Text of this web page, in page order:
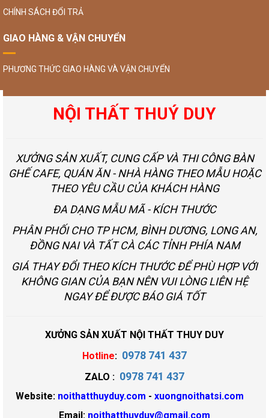
CHÍNH SÁCH ĐỔI TRẢ
GIAO HÀNG & VẬN CHUYỂN
PHƯƠNG THỨC GIAO HÀNG VÀ VẬN CHUYỂN
NỘI THẤT THUÝ DUY
XƯỞNG SẢN XUẤT, CUNG CẤP VÀ THI CÔNG BÀN
GHẾ CAFE, QUÁN ĂN - NHÀ HÀNG THEO MẪU HOẶC
THEO YÊU CẦU CỦA KHÁCH HÀNG
ĐA DẠNG MẪU MÃ - KÍCH THƯỚC
PHÂN PHỐI CHO TP HCM, BÌNH DƯƠNG, LONG AN,
ĐỒNG NAI VÀ TẤT CÀ CÁC TỈNH PHÍA NAM
GIÁ THAY ĐỔI THEO KÍCH THƯỚC ĐỂ PHÙ HỢP VỚI
KHÔNG GIAN CỦA BẠN NÊN VUI LÒNG LIÊN HỆ
NGAY ĐỂ ĐƯỢC BÁO GIÁ TỐT
XƯỞNG SẢN XUẤT NỘI THẤT THUY DUY
Hotline: 0978 741 437
ZALO : 0978 741 437
Website: noithatthuyduy.com - xuongnoithatsi.com
Email: noithatthuyduy@gmail.com